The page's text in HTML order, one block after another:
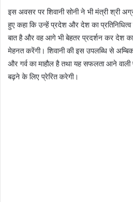
इस अवसर पर शिवानी सोनी ने भी मंत्री श्री
हुए कहा कि उन्हें प्रदेश और देश का
बात है और वह आगे भी बेहतर प्रदर्शन कर देश
मेहनत करेंगी। शिवानी की इस उपलब्धि से
और गर्व का माहौल है तथा यह सफलता आने
बढ़ने के लिए प्रेरित करेगी।